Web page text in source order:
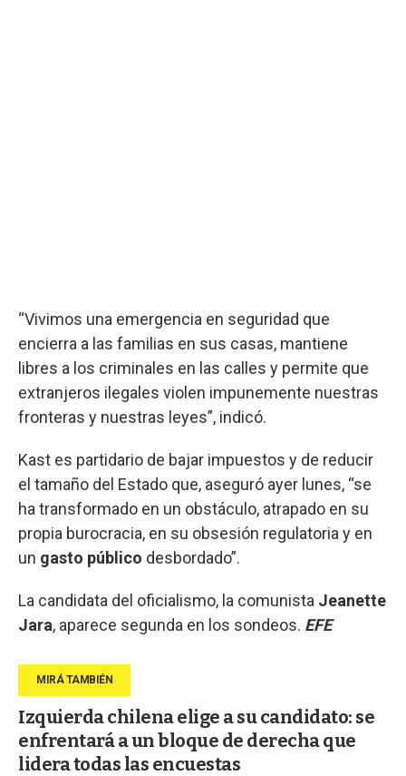
“Vivimos una emergencia en seguridad que
encierra a las familias en sus casas, mantiene
libres a los criminales en las calles y permite que
extranjeros ilegales violen impunemente nuestras
fronteras y nuestras leyes”, indicó.
Kast es partidario de bajar impuestos y de reducir
el tamaño del Estado que, aseguró ayer lunes, “se
ha transformado en un obstáculo, atrapado en su
propia burocracia, en su obsesión regulatoria y en
un gasto público desbordado”.
La candidata del oficialismo, la comunista Jeanette
Jara, aparece segunda en los sondeos. EFE
Izquierda chilena elige a su candidato: se
enfrentará a un bloque de derecha que
lidera todas las encuestas